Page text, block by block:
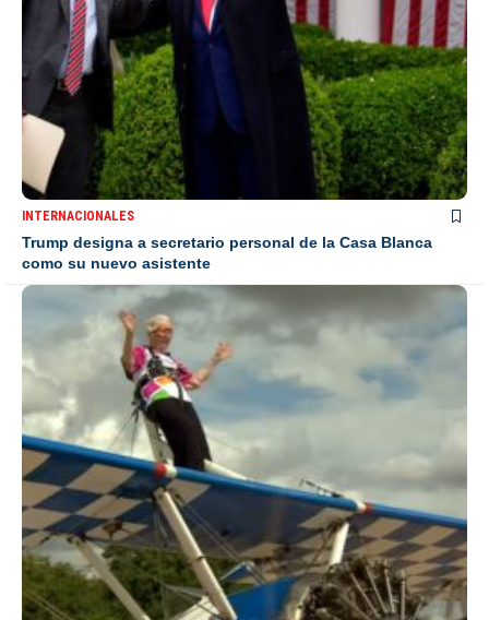
INTERNACIONALES
Trump designa a secretario personal de la Casa Blanca
como su nuevo asistente